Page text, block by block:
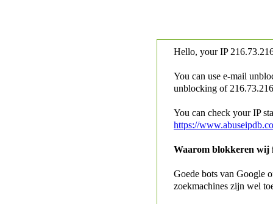
Hello, your IP
You can use e-mail
unblocking of
You can check your IP
https://
Waarom blokkeren wij
Goede bots van Google
zoekmachines zijn wel